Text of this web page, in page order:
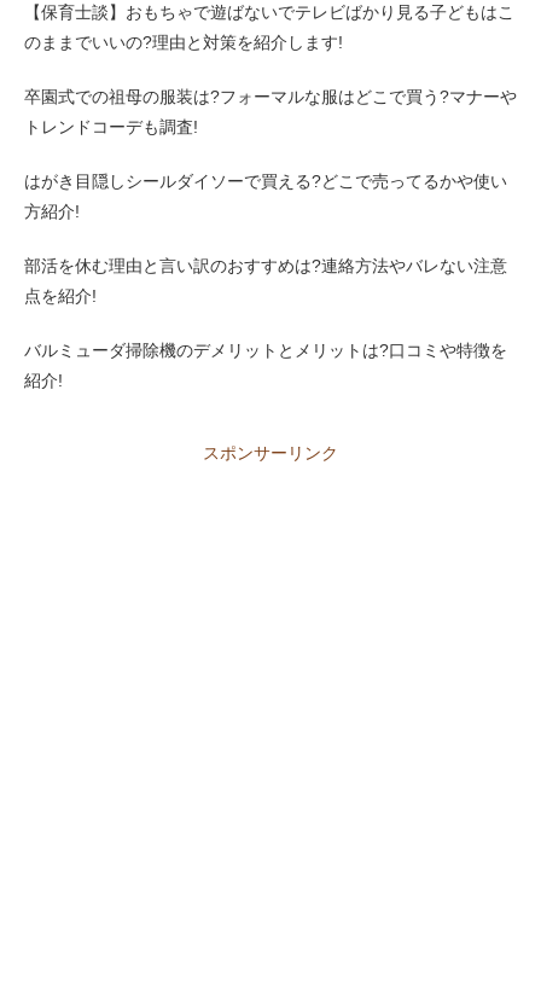
【保育士談】おもちゃで遊ばないでテレビばかり見る子どもはこ
のままでいいの?理由と対策を紹介します!
卒園式での祖母の服装は?フォーマルな服はどこで買う?マナーや
トレンドコーデも調査!
はがき目隠しシールダイソーで買える?どこで売ってるかや使い
方紹介!
部活を休む理由と言い訳のおすすめは?連絡方法やバレない注意
点を紹介!
バルミューダ掃除機のデメリットとメリットは?口コミや特徴を
紹介!
スポンサーリンク